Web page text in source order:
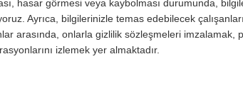
hasar görmesi veya kaybolması durumunda,
Ayrıca, bilgilerinizle temas edebilecek
arasında, onlarla gizlilik sözleşmeleri imzalamak,
izlemek yer almaktadır.